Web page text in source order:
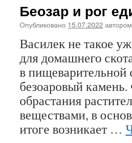
Беозар и рог
Опубликовано 15.07.2022автором
Василек не такое
для домашнего
в пищеварительной
безоаровый камень.
обрастания
веществами, в
итоге возникает …